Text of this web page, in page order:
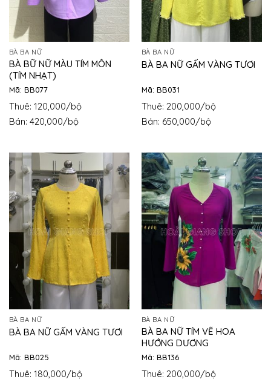
BÀ BA NỮ
BÀ BỮ NỮ MÀU TÍM MÔN
(TÍM NHẠT)
Mã: BB077
Thuê: 120,000/bộ
Bán: 420,000/bộ
BÀ BA NỮ
BÀ BA NỮ GẤM VÀNG TƯƠI
Mã: BB031
Thuê: 200,000/bộ
Bán: 650,000/bộ
BÀ BA NỮ
BÀ BA NỮ GẤM VÀNG TƯƠI
Mã: BB025
Thuê: 180,000/bộ
BÀ BA NỮ
BÀ BA NỮ TÍM VẼ HOA
HƯỚNG DƯƠNG
Mã: BB136
Thuê: 200,000/bộ